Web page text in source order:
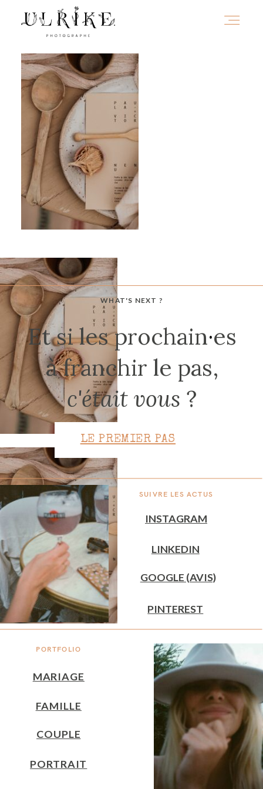
WHAT'S NEXT ?
PORTFOLIO
SUIVRE LES ACTUS
Et si les prochain·es
à franchir le pas,
c'était vous ?
MARIAGE
INSTAGRAM
GOOGLE (AVIS)
FAMILLE
PINTEREST
COUPLE
LINKEDIN
PORTRAIT
LE PREMIER PAS
HOME
A PROPOS
PORTFOLIO
INFOS
JOURNAL
CONTACT